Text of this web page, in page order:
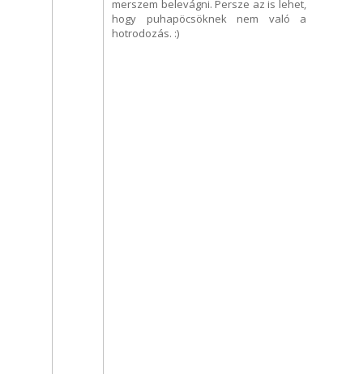
merszem belevágni. Persze az is lehet,
hogy puhapöcsöknek nem való a
hotrodozás. :)